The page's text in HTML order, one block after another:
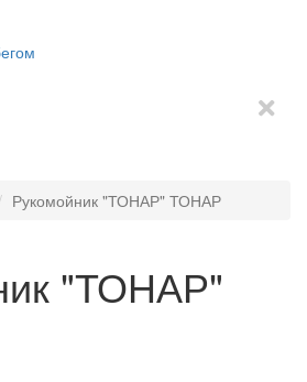
Рукомойник "ТОНАР" ТОНАР
"ТОНАР"